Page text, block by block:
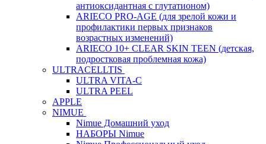
антиоксидантная с глутатионом)
ARIECO PRO-AGE (для зрелой кожи и
профилактики первых признаков
возрастных изменений)
ARIECO 10+ CLEAR SKIN TEEN (детская,
подростковая проблемная кожа)
ULTRACELLTIS
ULTRA VITA-C
ULTRA PEEL
APPLE
NIMUE
Nimue Домашний уход
НАБОРЫ Nimue